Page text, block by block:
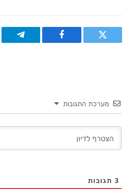
טוויטר פייסבוק
מערכת התגובות
3 תגובות